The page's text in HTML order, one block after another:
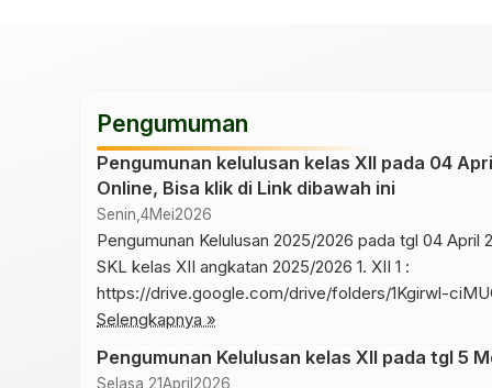
Pengumuman
Pengumunan kelulusan kelas XII pada 04
Online, Bisa klik di Link dibawah ini
Senin, 4Mei2026
Pengumunan Kelulusan 2025/2026 pada tgl 04 April
SKL kelas XII angkatan 2025/2026 1. XII 1 :
https://drive.google.com/drive/folders/1Kgirwl-
XII 2
: https://drive.google.com/drive/folders/
usp=drive_link 3. XII 3
Selengkapnya »
Pengumunan Kelulusan kelas XII pada tgl 5
Selasa, 21April 2026